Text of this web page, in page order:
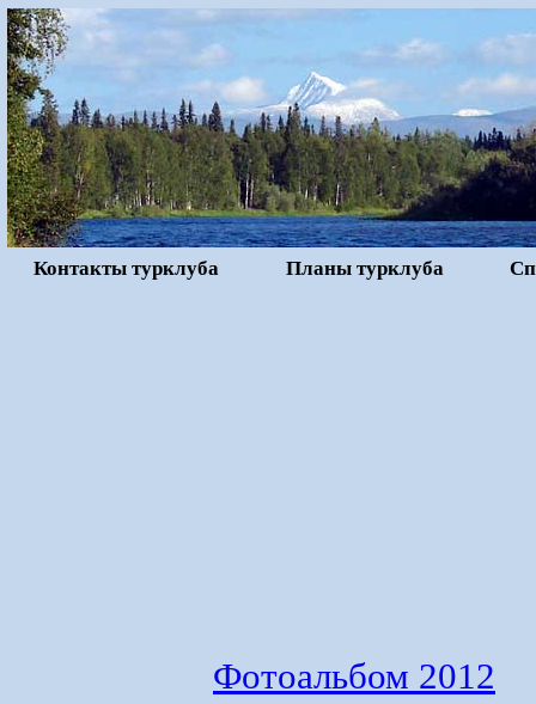
Контакты турклуба Планы турклуба
Фотоальбом 2012